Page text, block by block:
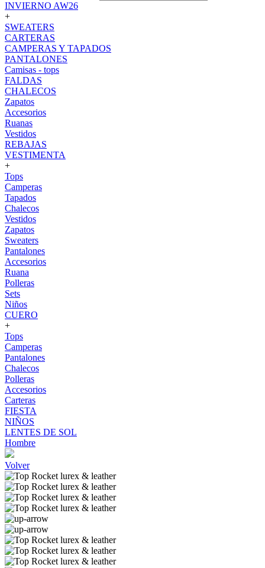
INVIERNO AW26
+
SWEATERS
CARTERAS
CAMPERAS Y TAPADOS
PANTALONES
Camisas - tops
FALDAS
CHALECOS
Zapatos
Accesorios
Ruanas
Vestidos
REBAJAS
VESTIMENTA
+
Tops
Camperas
Tapados
Chalecos
Vestidos
Zapatos
Sweaters
Pantalones
Accesorios
Ruana
Polleras
Sets
Niños
CUERO
+
Tops
Camperas
Pantalones
Chalecos
Polleras
Accesorios
Carteras
FIESTA
NIÑOS
LENTES DE SOL
Hombre
Volver